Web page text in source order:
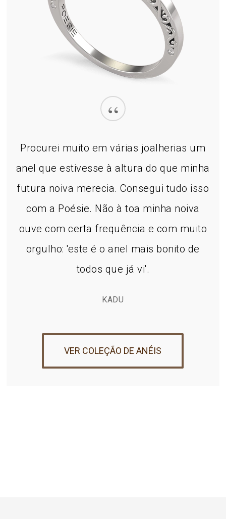
“
Procurei muito em várias joalherias um
anel que estivesse à altura do que minha
futura noiva merecia. Consegui tudo isso
com a Poésie. Não à toa minha noiva
ouve com certa frequência e com muito
orgulho: 'este é o anel mais bonito de
todos que já vi'.
KADU
VER COLEÇÃO DE ANÉIS